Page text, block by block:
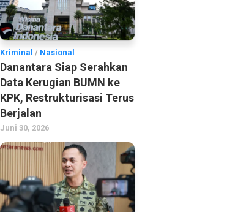
Kriminal / Nasional
Danantara Siap Serahkan
Data Kerugian BUMN ke
KPK, Restrukturisasi Terus
Berjalan
Juni 30, 2026